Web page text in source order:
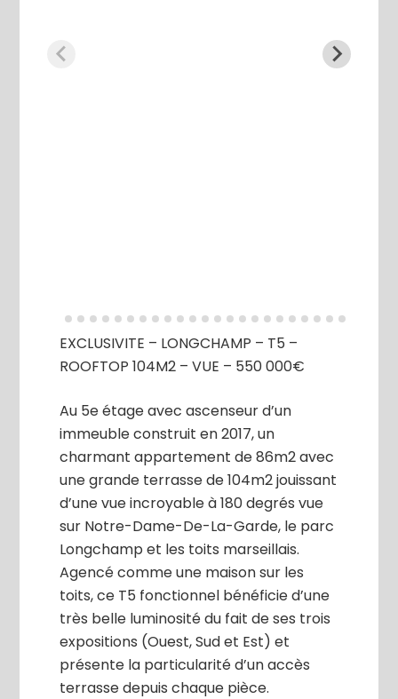
EXCLUSIVITE – LONGCHAMP – T5 –
ROOFTOP 104M2 – VUE – 550 000€
Au 5e étage avec ascenseur d’un
immeuble construit en 2017, un
charmant appartement de 86m2 avec
une grande terrasse de 104m2 jouissant
d’une vue incroyable à 180 degrés vue
sur Notre-Dame-De-La-Garde, le parc
Longchamp et les toits marseillais.
Agencé comme une maison sur les
toits, ce T5 fonctionnel bénéficie d’une
très belle luminosité du fait de ses trois
expositions (Ouest, Sud et Est) et
présente la particularité d’un accès
terrasse depuis chaque pièce.